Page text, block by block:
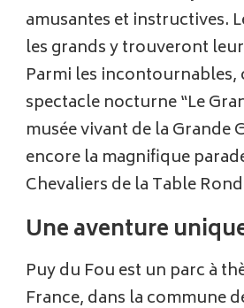
amusantes et instructives.
les grands y trouveront
Parmi les
spectacle nocturne “Le
musée vivant de la Grande
encore la magnifique
Chevaliers de la Table
Une aventure
Puy du Fou est un parc à
France, dans la commune